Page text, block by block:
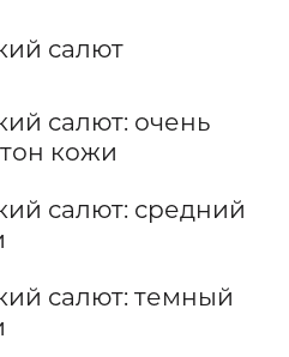
салют
салют: очень
кожи
салют: средний
салют: темный